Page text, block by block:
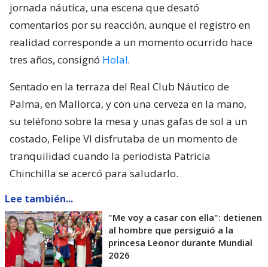
jornada náutica, una escena que desató
comentarios por su reacción, aunque el registro en
realidad corresponde a un momento ocurrido hace
tres años, consignó Hola!.
Sentado en la terraza del Real Club Náutico de
Palma, en Mallorca, y con una cerveza en la mano,
su teléfono sobre la mesa y unas gafas de sol a un
costado, Felipe VI disfrutaba de un momento de
tranquilidad cuando la periodista Patricia
Chinchilla se acercó para saludarlo.
Lee también...
"Me voy a casar con ella": detienen
al hombre que persiguió a la
princesa Leonor durante Mundial
2026